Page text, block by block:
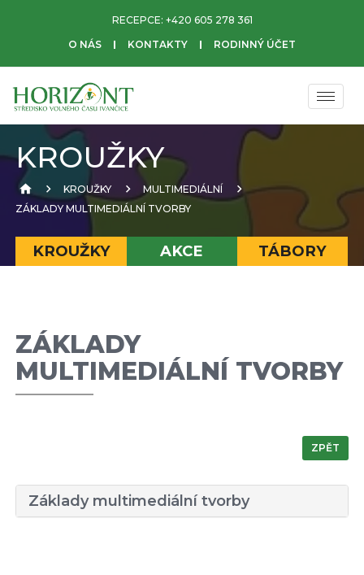
RECEPCE: +420 605 278 361
O NÁS
KONTAKTY RODINNÝ ÚČET
KROUŽKY
KROUŽKY
MULTIMEDIÁLNÍ
ZÁKLADY MULTIMEDIÁLNÍ TVORBY
KROUŽKY AKCE TÁBORY
ZÁKLADY
MULTIMEDIÁLNÍ TVORBY
ZPĚT
Základy multimediální tvorby